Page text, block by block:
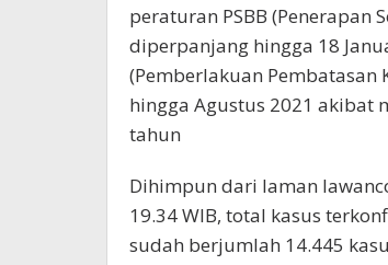
peraturan PSBB (Penerapan
diperpanjang hingga 18
(Pemberlakuan
hingga Agustus 2021 akibat
tahun
Dihimpun dari laman
19.34 WIB, total kasus
sudah berjumlah 14.445